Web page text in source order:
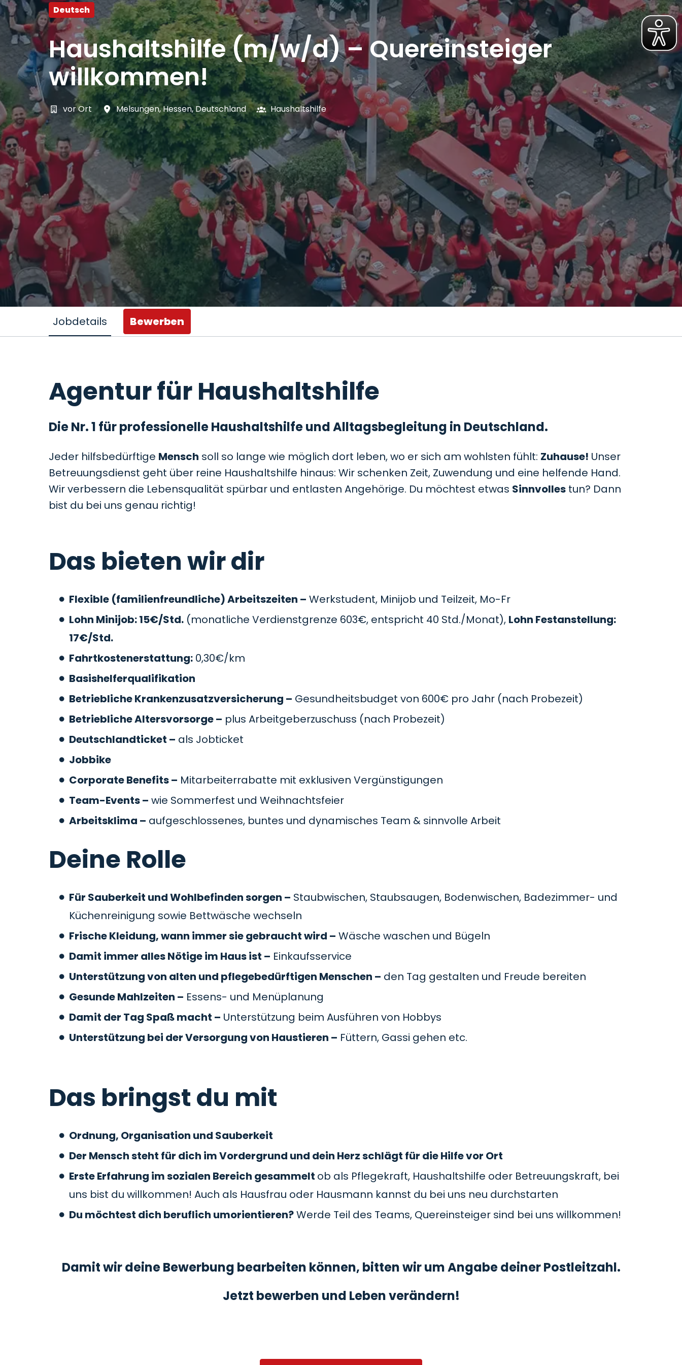
Deutsch
Haushaltshilfe (m/w/d) – Quereinsteiger
willkommen!
vor Ort Melsungen,Hessen, Deutschland Haushaltshilfe
Jobdetails Bewerben
Agentur für Haushaltshilfe
Die Nr. 1 für professionelle Haushaltshilfe und Alltagsbegleitung in Deutschland.
Jeder hilfsbedürftige Mensch soll so lange wie möglich dort leben, wo er sich am wohlsten fühlt: Zuhause! Unser
Betreuungsdienst geht über reine Haushaltshilfe hinaus: Wir schenken Zeit, Zuwendung und eine helfende Hand.
Wir verbessern die Lebensqualität spürbar und entlasten Angehörige. Du möchtest etwas Sinnvolles tun? Dann
bist du bei uns genau richtig!
Das bieten wir dir
Flexible (familienfreundliche) Arbeitszeiten – Werkstudent, Minijob und Teilzeit, Mo-Fr
Lohn Minijob: 15€/Std. (monatliche Verdienstgrenze 603€, entspricht 40 Std./Monat), Lohn Festanstellung:
17€/Std.
Fahrtkostenerstattung: 0,30€/km
Basishelferqualifikation
Betriebliche Krankenzusatzversicherung – Gesundheitsbudget von 600€ pro Jahr (nach Probezeit)
Betriebliche Altersvorsorge – plus Arbeitgeberzuschuss (nach Probezeit)
Deutschlandticket – als Jobticket
Jobbike
Corporate Benefits – Mitarbeiterrabatte mit exklusiven Vergünstigungen
Team-Events – wie Sommerfest und Weihnachtsfeier
Arbeitsklima – aufgeschlossenes, buntes und dynamisches Team & sinnvolle Arbeit
Deine Rolle
Für Sauberkeit und Wohlbefinden sorgen – Staubwischen, Staubsaugen, Bodenwischen, Badezimmer- und
Küchenreinigung sowie Bettwäsche wechseln
Frische Kleidung, wann immer sie gebraucht wird – Wäsche waschen und Bügeln
Damit immer alles Nötige im Haus ist – Einkaufsservice
Unterstützung von alten und pflegebedürftigen Menschen – den Tag gestalten und Freude bereiten
Gesunde Mahlzeiten – Essens- und Menüplanung
Damit der Tag Spaß macht – Unterstützung beim Ausführen von Hobbys
Unterstützung bei der Versorgung von Haustieren – Füttern, Gassi gehen etc.
Das bringst du mit
Ordnung, Organisation und Sauberkeit
Der Mensch steht für dich im Vordergrund und dein Herz schlägt für die Hilfe vor Ort
Erste Erfahrung im sozialen Bereich gesammelt ob als Pflegekraft, Haushaltshilfe oder Betreuungskraft, bei
uns bist du willkommen! Auch als Hausfrau oder Hausmann kannst du bei uns neu durchstarten
Du möchtest dich beruflich umorientieren?Werde Teil des Teams, Quereinsteiger sind bei uns willkommen!
Damit wir deine Bewerbung bearbeiten können, bitten wir um Angabe deiner Postleitzahl.
Jetzt bewerben und Leben verändern!